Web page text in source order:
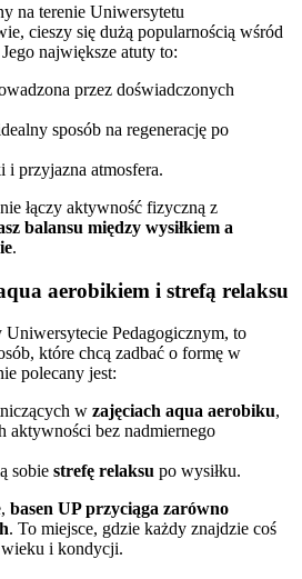
na terenie Uniwersytetu
cieszy się dużą popularnością wśród
największe atuty to:
przez doświadczonych
sposób na regenerację po
przyjazna atmosfera.
łączy aktywność fizyczną z
balansu między wysiłkiem a
.
aerobikiem i strefą relaksu
Uniwersytecie Pedagogicznym, to
które chcą zadbać o formę w
polecany jest:
w zajęciach aqua aerobiku,
aktywności bez nadmiernego
sobie strefę relaksu po wysiłku.
basen UP przyciąga zarówno
. To miejsce, gdzie każdy znajdzie coś
wieku i kondycji.